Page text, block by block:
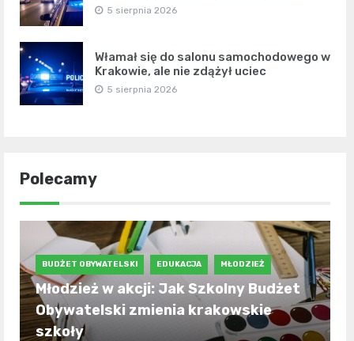
5 sierpnia 2026
Włamał się do salonu samochodowego w
Krakowie, ale nie zdążył uciec
5 sierpnia 2026
Polecamy
BUDŻET OBYWATELSKI EDUKACJA MŁODZIEŻ
Młodzież w akcji: Jak Szkolny Budżet
Obywatelski zmienia krakowskie
szkoły